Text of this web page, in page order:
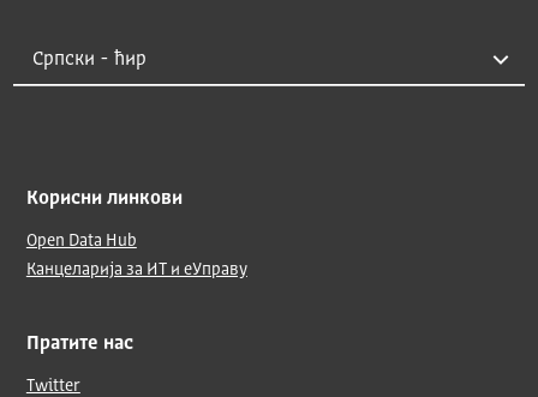
Корисни линкови
Open Data Hub
Канцеларија за ИТ и еУправу
Пратите нас
Twitter